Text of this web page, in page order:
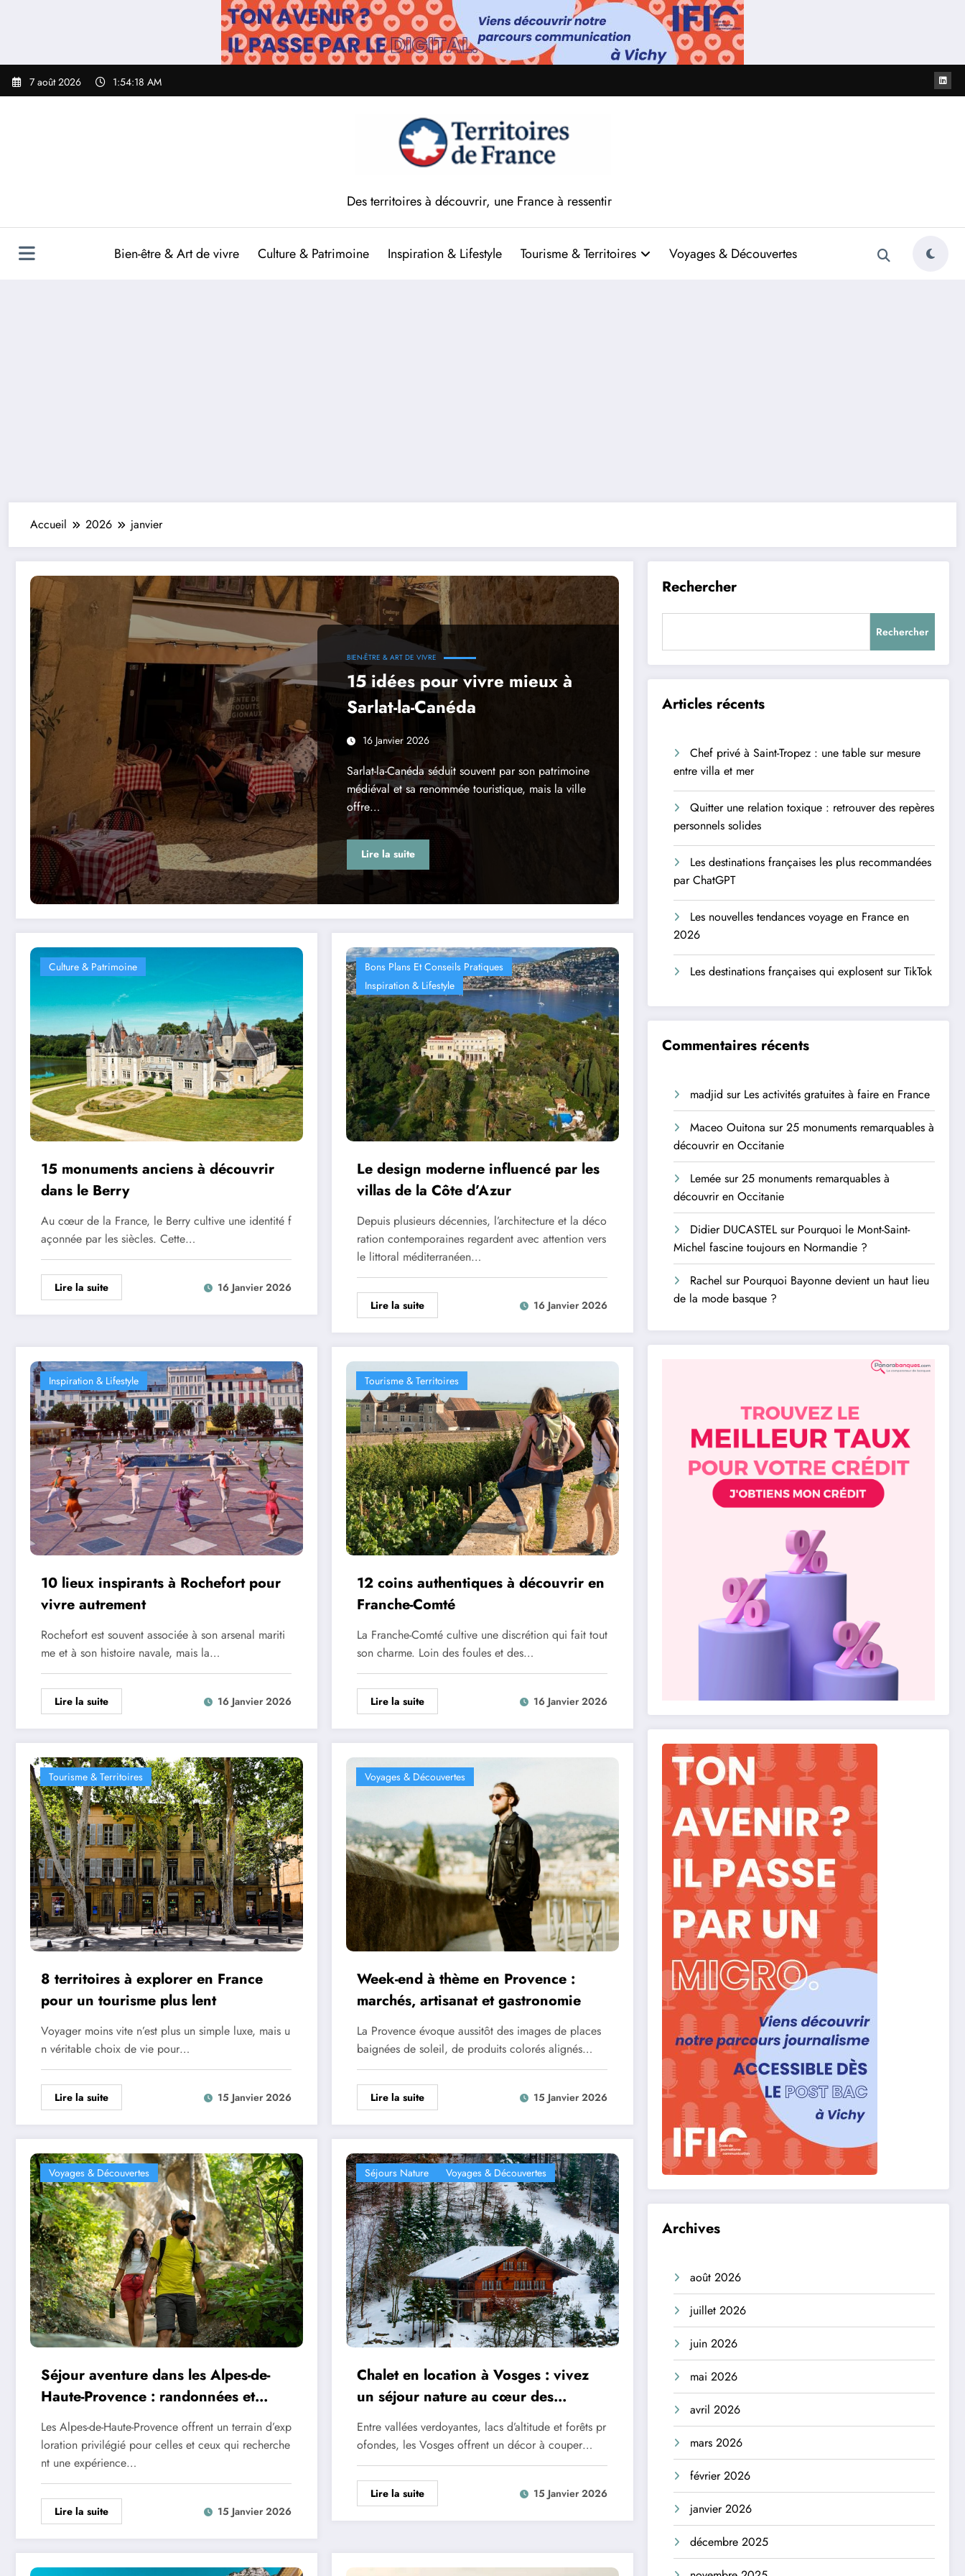
7 août 2026 1:54:20 AM
Des territoires à découvrir, une France à ressentir
Bien-être & Art de vivre Culture & Patrimoine Inspiration & Lifestyle Tourisme & Territoires Voyages & Découvertes
Accueil 2026 janvier
BIEN-ÊTRE & ART DE VIVRE
15 idées pour vivre mieux à
Sarlat-la-Canéda
16 Janvier 2026
Sarlat-la-Canéda séduit souvent par son patrimoine
médiéval et sa renommée touristique, mais la ville
offre…
Lire la suite
Culture & Patrimoine
15 monuments anciens à découvrir
dans le Berry
Au cœur de la France, le Berry cultive une identité f
açonnée par les siècles. Cette…
Lire la suite 16 Janvier 2026
Bons Plans Et Conseils Pratiques
Inspiration & Lifestyle
Le design moderne influencé par les
villas de la Côte d’Azur
Depuis plusieurs décennies, l’architecture et la déco
ration contemporaines regardent avec attention vers
le littoral méditerranéen…
Lire la suite 16 Janvier 2026
Inspiration & Lifestyle
10 lieux inspirants à Rochefort pour
vivre autrement
Rochefort est souvent associée à son arsenal mariti
me et à son histoire navale, mais la…
Lire la suite 16 Janvier 2026
Tourisme & Territoires
12 coins authentiques à découvrir en
Franche-Comté
La Franche-Comté cultive une discrétion qui fait tout
son charme. Loin des foules et des…
Lire la suite 16 Janvier 2026
Tourisme & Territoires
8 territoires à explorer en France
pour un tourisme plus lent
Voyager moins vite n’est plus un simple luxe, mais u
n véritable choix de vie pour…
Lire la suite 15 Janvier 2026
Voyages & Découvertes
Week-end à thème en Provence :
marchés, artisanat et gastronomie
La Provence évoque aussitôt des images de places
baignées de soleil, de produits colorés alignés…
Lire la suite 15 Janvier 2026
Voyages & Découvertes
Séjour aventure dans les Alpes-de-
Haute-Provence : randonnées et
panoramas
Les Alpes-de-Haute-Provence offrent un terrain d’exp
loration privilégié pour celles et ceux qui recherche
nt une expérience…
Lire la suite 15 Janvier 2026
Séjours Nature Voyages & Découvertes
Chalet en location à Vosges : vivez
un séjour nature au cœur des
montagnes
Entre vallées verdoyantes, lacs d’altitude et forêts pr
ofondes, les Vosges offrent un décor à couper…
Lire la suite 15 Janvier 2026
Rechercher
Rechercher
Articles récents
Chef privé à Saint-Tropez : une table sur mesure
entre villa et mer
Quitter une relation toxique : retrouver des repères
personnels solides
Les destinations françaises les plus recommandées
par ChatGPT
Les nouvelles tendances voyage en France en
2026
Les destinations françaises qui explosent sur TikTok
Commentaires récents
madjid sur Les activités gratuites à faire en France
Maceo Ouitona sur25 monuments remarquables à
découvrir en Occitanie
Lemée sur25 monuments remarquables à
découvrir en Occitanie
Didier DUCASTEL sur Pourquoi le Mont-Saint-
Michel fascine toujours en Normandie ?
Rachel sur Pourquoi Bayonne devient un haut lieu
de la mode basque ?
Archives
août 2026
juillet 2026
juin 2026
mai 2026
avril 2026
mars 2026
février 2026
janvier 2026
décembre 2025